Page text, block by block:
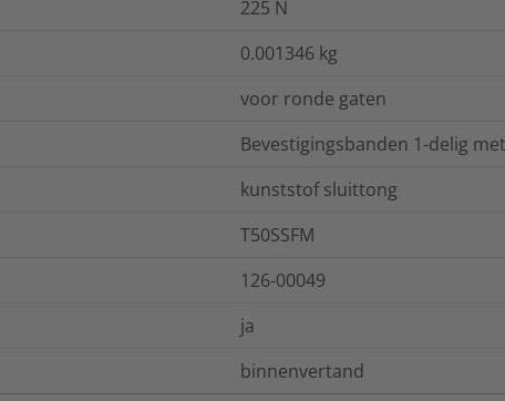
225 N
0.001346 kg
voor ronde gaten
Bevestigingsbanden 1-delig
kunststof sluittong
T50SSFM
126-00049
ja
binnenvertand